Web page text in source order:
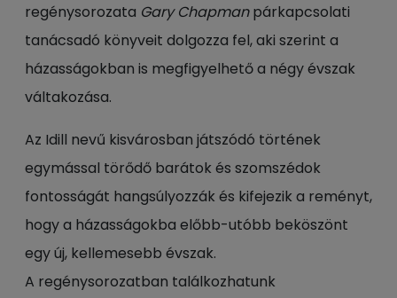
regénysorozata Gary Chapmanpárkapcsolati
tanácsadó könyveit dolgozza fel, aki szerint a
házasságokban is megfigyelhető a négy évszak
váltakozása.
Az Idill nevű kisvárosban játszódó történek
egymással törődő barátok és szomszédok
fontosságát hangsúlyozzák és kifejezik a reményt,
hogy a házasságokba előbb-utóbb beköszönt
egy új, kellemesebb évszak.
A regénysorozatban találkozhatunk